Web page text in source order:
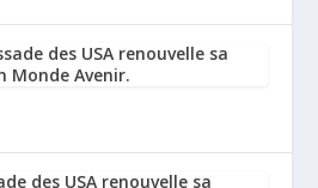
des USA renouvelle sa
Monde Avenir.
des USA renouvelle sa